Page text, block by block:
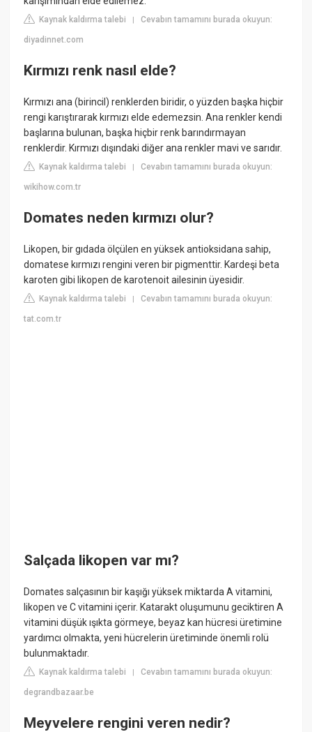
Kaynak kaldırma talebi |Cevabın tamamını burada okuyun:
diyadinnet.com
Kırmızı renk nasıl elde?
Kırmızı ana (birincil) renklerden biridir, o yüzden başka hiçbir
rengi karıştırarak kırmızı elde edemezsin. Ana renkler kendi
başlarına bulunan, başka hiçbir renk barındırmayan
renklerdir. Kırmızı dışındaki diğer ana renkler mavi ve sarıdır.
Kaynak kaldırma talebi |Cevabın tamamını burada okuyun:
wikihow.com.tr
Domates neden kırmızı olur?
Likopen, bir gıdada ölçülen en yüksek antioksidana sahip,
domatese kırmızı rengini veren bir pigmenttir. Kardeşi beta
karoten gibi likopen de karotenoit ailesinin üyesidir.
Kaynak kaldırma talebi |Cevabın tamamını burada okuyun:
tat.com.tr
Salçada likopen var mı?
Domates salçasının bir kaşığı yüksek miktarda A vitamini,
likopen ve C vitamini içerir. Katarakt oluşumunu geciktiren A
vitamini düşük ışıkta görmeye, beyaz kan hücresi üretimine
yardımcı olmakta, yeni hücrelerin üretiminde önemli rolü
bulunmaktadır.
Kaynak kaldırma talebi |Cevabın tamamını burada okuyun:
degrandbazaar.be
Meyvelere rengini veren nedir?